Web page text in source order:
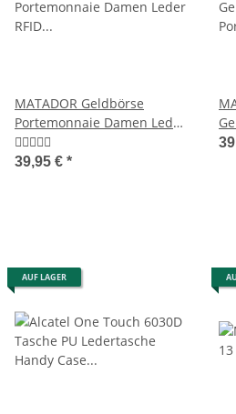
MATADOR Geldbörse
Portemonnaie Damen Leder
RFID Hochformat Blumen
39,95 € *
AUF LAGER